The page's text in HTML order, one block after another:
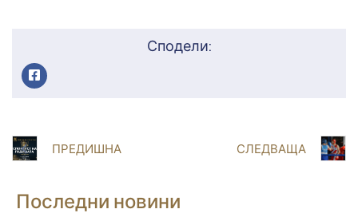
Сподели:
ПРЕДИШНА СЛЕДВАЩА
Последни новини